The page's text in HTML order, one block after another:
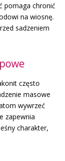
pomaga chronić
na wiosnę.
sadzeniem
często
masowe
wywrzeć
zapewnia
charakter,